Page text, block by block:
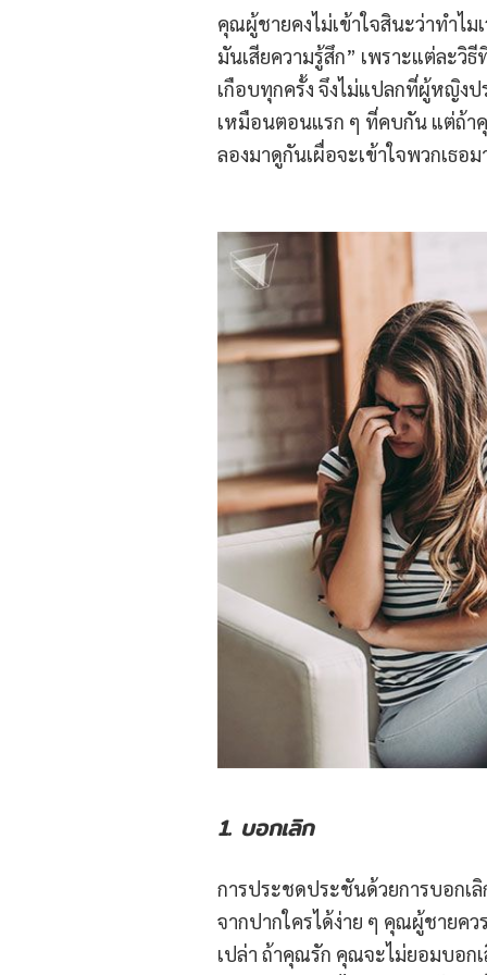
คุณผู้ชายคงไม่เข้าใจสินะว่าทำไ
มันเสียความรู้สึก” เพราะแต่ละ
เกือบทุกครั้ง จึงไม่แปลกที่ผู้หญิงป
เหมือนตอนแรก ๆ ที่คบกัน แต่ถ้า
ลองมาดูกันเผื่อจะเข้าใจพวกเธอ
1. บอกเลิก
การประชดประชันด้วยการบอกเ
จากปากใครได้ง่าย ๆ คุณผู้ชายค
เปล่า ถ้าคุณรัก คุณจะไม่ยอมบอก